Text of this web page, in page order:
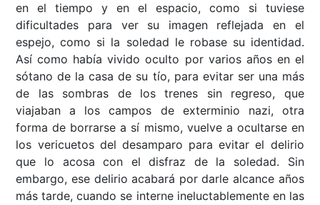
en el tiempo y en el espacio, como si tuviese
dificultades para ver su imagen reflejada en el
espejo, como si la soledad le robase su identidad.
Así como había vivido oculto por varios años en el
sótano de la casa de su tío, para evitar ser una más
de las sombras de los trenes sin regreso, que
viajaban a los campos de exterminio nazi, otra
forma de borrarse a sí mismo, vuelve a ocultarse en
los vericuetos del desamparo para evitar el delirio
que lo acosa con el disfraz de la soledad. Sin
embargo, ese delirio acabará por darle alcance años
más tarde, cuando se interne ineluctablemente en las